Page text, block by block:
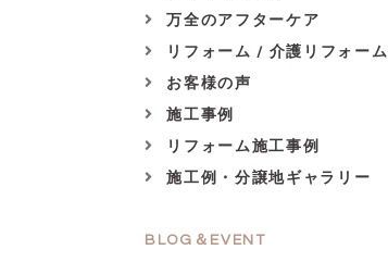
万全のアフターケア
リフォーム / 介護リフォーム
お客様の声
施工事例
リフォーム施工事例
施工例・分譲地ギャラリー
BLOG＆EVENT